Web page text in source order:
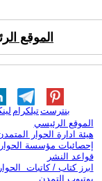
الموقع
تيلكرامبنترست
الموقع الرئيسي
هيئة ادارة الحوار
إحصائيات مؤسسة
قواعد النشر
ابرز كتاب / كاتبات
يوتيوب التمدن